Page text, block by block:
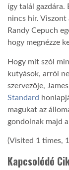
GLOBOZSARU
DOBRAVERO.HU
LATIMO.HU
GLOBOBOOK
így talál gazdára.
nincs hír. Viszont
Randy Cepuch
hogy megnézze
Hogy mit szól
kutyások, arról
szervezője,
Standard
magukat az
gondolnak majd
(Visited 1 times,
Kapcsolódó